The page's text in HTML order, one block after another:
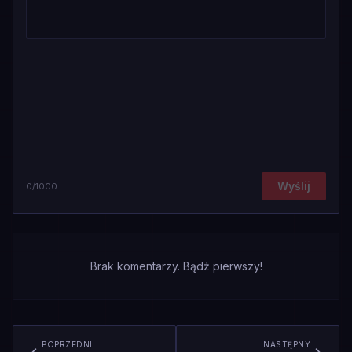
0/1000 Wyślij
Brak komentarzy. Bądź pierwszy!
POPRZEDNI NASTĘPNY